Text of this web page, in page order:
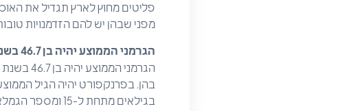
פליטים מחוץ לארץ תגדיל את
מפני שבהן יש להם הזדמנויות
הגרמני הממוצע יהיה בן 46.7 בשנת 2035
בגילאים מתחת ל-15 ומספר הגמלאים בגיל 67 ומעלה, וזאת גם בשל העלייה בתוחלת החיים.